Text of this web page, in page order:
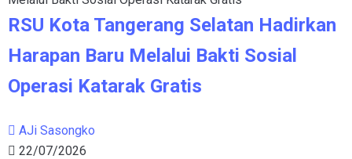
RSU Kota Tangerang Selatan Hadirkan
Harapan Baru Melalui Bakti Sosial
Operasi Katarak Gratis
AJi Sasongko
22/07/2026